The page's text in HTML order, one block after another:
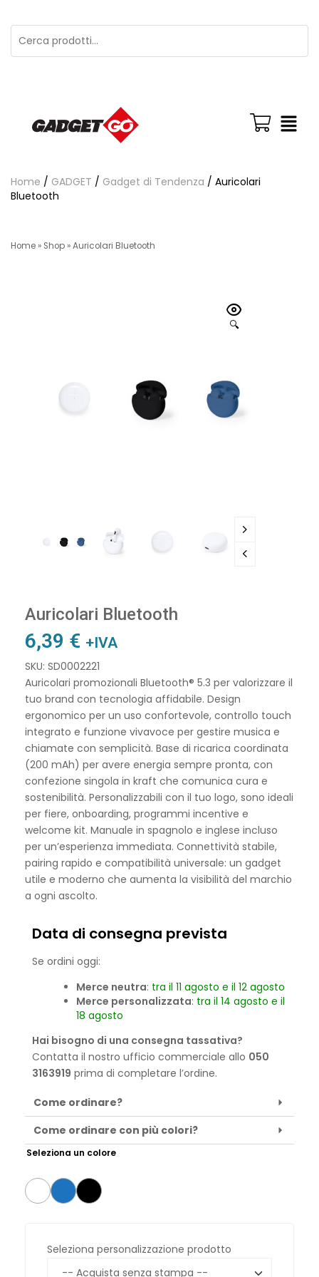
Home / GADGET / Gadget di Tendenza / Auricolari
Bluetooth
Home » Shop »Auricolari Bluetooth
🔍
Auricolari Bluetooth
6,39 € +IVA
SKU: SD0002221
Auricolari promozionali Bluetooth® 5.3 per valorizzare il
tuo brand con tecnologia affidabile. Design
ergonomico per un uso confortevole, controllo touch
integrato e funzione vivavoce per gestire musica e
chiamate con semplicità. Base di ricarica coordinata
(200 mAh) per avere energia sempre pronta, con
confezione singola in kraft che comunica cura e
sostenibilità. Personalizzabili con il tuo logo, sono ideali
per fiere, onboarding, programmi incentive e
welcome kit. Manuale in spagnolo e inglese incluso
per un’esperienza immediata. Connettività stabile,
pairing rapido e compatibilità universale: un gadget
utile e moderno che aumenta la visibilità del marchio
a ogni ascolto.
Data di consegna prevista
Se ordini oggi:
Merce neutra: tra il 11 agosto e il 12 agosto
Merce personalizzata: tra il 14 agosto e il
18 agosto
Hai bisogno di una consegna tassativa?
Contatta il nostro ufficio commerciale allo 050
3163919 prima di completare l’ordine.
Come ordinare?
Come ordinare con più colori?
Seleziona un colore
Seleziona personalizzazione prodotto